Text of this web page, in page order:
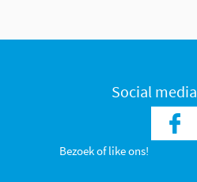
Social media
Bezoek of like ons!